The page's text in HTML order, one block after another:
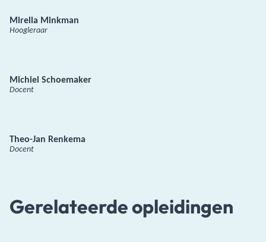
Mirella Minkman
Hoogleraar
Michiel Schoemaker
Docent
Theo-Jan Renkema
Docent
Gerelateerde opleidingen